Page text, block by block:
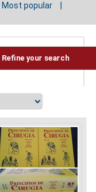
Most popular
Refine your search